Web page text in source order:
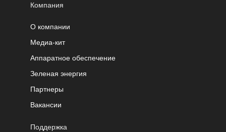
Компания
О компании
Медиа-кит
Аппаратное обеспечение
Зеленая энергия
Партнеры
Вакансии
Поддержка